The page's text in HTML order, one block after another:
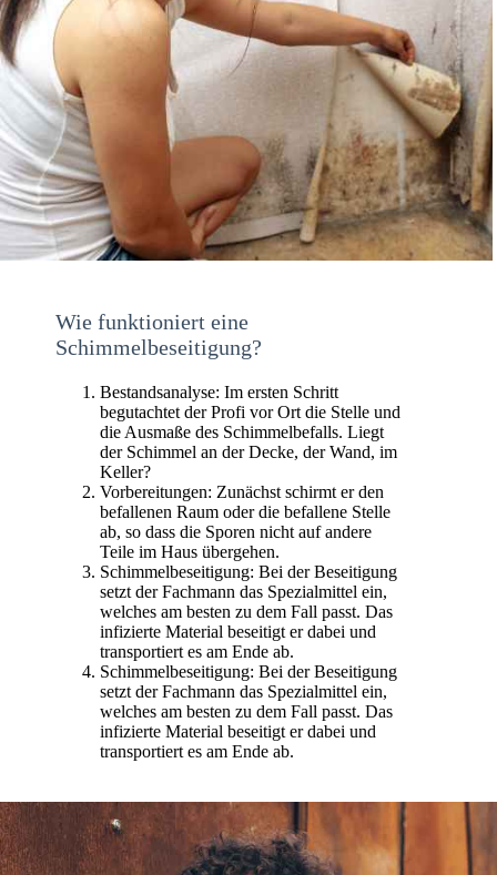
Wie funktioniert eine
Schimmelbeseitigung?
Bestandsanalyse: Im ersten Schritt
begutachtet der Profi vor Ort die Stelle und
die Ausmaße des Schimmelbefalls. Liegt
der Schimmel an der Decke, der Wand, im
Keller?
Vorbereitungen: Zunächst schirmt er den
befallenen Raum oder die befallene Stelle
ab, so dass die Sporen nicht auf andere
Teile im Haus übergehen.
Schimmelbeseitigung: Bei der Beseitigung
setzt der Fachmann das Spezialmittel ein,
welches am besten zu dem Fall passt. Das
infizierte Material beseitigt er dabei und
transportiert es am Ende ab.
Schimmelbeseitigung: Bei der Beseitigung
setzt der Fachmann das Spezialmittel ein,
welches am besten zu dem Fall passt. Das
infizierte Material beseitigt er dabei und
transportiert es am Ende ab.